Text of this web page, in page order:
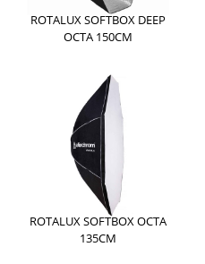
ROTALUX SOFTBOX DEEP
OCTA 150CM
ROTALUX SOFTBOX OCTA
135CM